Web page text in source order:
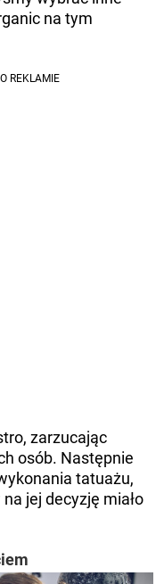
na tym
zarzucając
osób. Następnie
tatuażu,
jej decyzję miało